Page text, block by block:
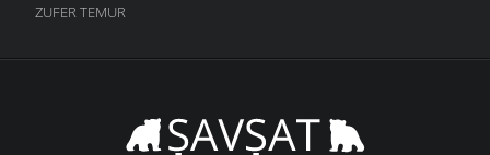
ZUFER TEMUR